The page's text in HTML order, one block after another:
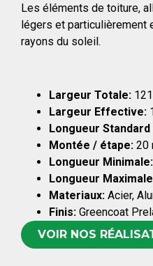
Les éléments de toiture,
légers et particulièrement
rayons du soleil.
Largeur Totale:
Largeur Effective:
Longueur Standard
Montée / étape: 20
Longueur Minimale:
Longueur
Materiaux: Acier,
Finis: Greencoat
VOIR NOS